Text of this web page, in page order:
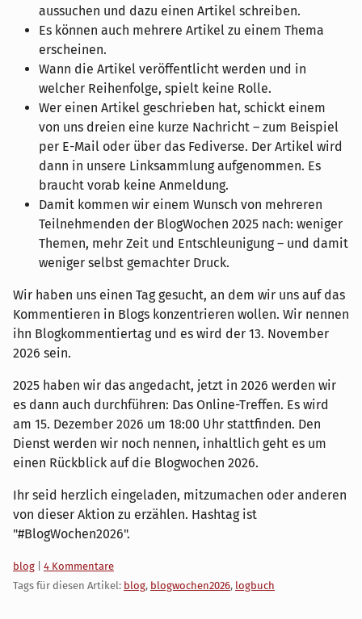
aussuchen und dazu einen Artikel schreiben.
Es können auch mehrere Artikel zu einem Thema
erscheinen.
Wann die Artikel veröffentlicht werden und in
welcher Reihenfolge, spielt keine Rolle.
Wer einen Artikel geschrieben hat, schickt einem
von uns dreien eine kurze Nachricht – zum Beispiel
per E-Mail oder über das Fediverse. Der Artikel wird
dann in unsere Linksammlung aufgenommen. Es
braucht vorab keine Anmeldung.
Damit kommen wir einem Wunsch von mehreren
Teilnehmenden der BlogWochen 2025 nach: weniger
Themen, mehr Zeit und Entschleunigung – und damit
weniger selbst gemachter Druck.
Wir haben uns einen Tag gesucht, an dem wir uns auf das
Kommentieren in Blogs konzentrieren wollen. Wir nennen
ihn Blogkommentiertag und es wird der 13. November
2026 sein.
2025 haben wir das angedacht, jetzt in 2026 werden wir
es dann auch durchführen: Das Online-Treffen. Es wird
am 15. Dezember 2026 um 18:00 Uhr stattfinden. Den
Dienst werden wir noch nennen, inhaltlich geht es um
einen Rückblick auf die Blogwochen 2026.
Ihr seid herzlich eingeladen, mitzumachen oder anderen
von dieser Aktion zu erzählen. Hashtag ist
"#BlogWochen2026".
Kategorien:
blog
4 Kommentare
Tags für diesen Artikel: blog, blogwochen2026, logbuch